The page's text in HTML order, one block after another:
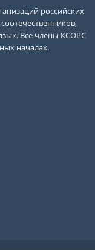
российских
Все члены КСОРС
началах.